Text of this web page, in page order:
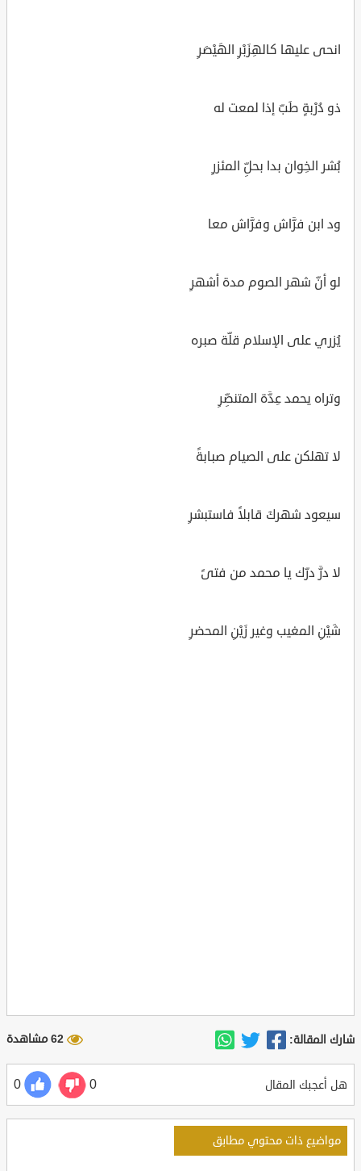
انحى عليها كالهِزَبْرِ الهَيْصَرِ
ذو دُرْبةٍ طَبّ إذا لمعت له
بُشر الخِوان بدا بحلِّ المئزرِ
ود ابن فرَّاش وفرَّاش معا
لو أنّ شهر الصوم مدة أشهرِ
يُزري على الإسلام قلّة صبره
وتراه يحمد عِدَّة المتنصِّرِ
لا تهلكن على الصيام صبابةً
سيعود شهركَ قابلاً فاستبشرِ
لا درَّ درّك يا محمد من فتىً
شَيْنِ المغيب وغير زَيْنِ المحضرِ
شارك المقالة: 62 مشاهدة
هل أعجبك المقال 0
0
مواضيع ذات محتوي مطابق